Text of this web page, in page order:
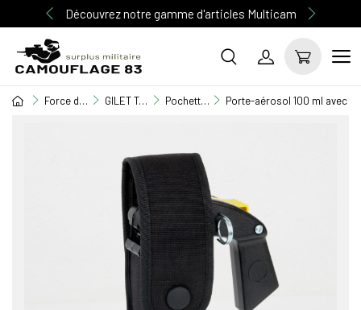
Découvrez notre gamme d'articles Multicam
Force de l'ordre GILET TACTIQUE / EQUIPEMENT / TASER Pochette M.O.L.L.E Porte-aérosol 100 ml avec